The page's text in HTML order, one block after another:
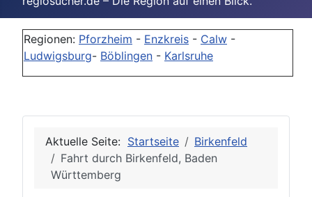
Regionen: Pforzheim - Enzkreis - Calw -
Ludwigsburg- Böblingen - Karlsruhe
Aktuelle Seite: Startseite
Birkenfeld
Fahrt durch Birkenfeld, Baden
Württemberg